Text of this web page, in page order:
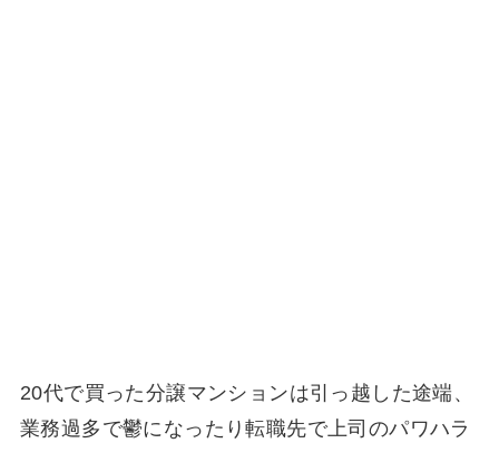
20代で買った分譲マンションは引っ越した途端、
業務過多で鬱になったり転職先で上司のパワハラ